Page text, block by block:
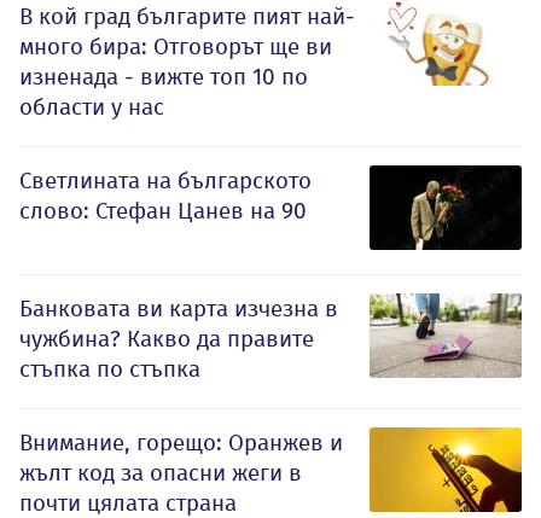
В кой град българите пият най-
много бира: Отговорът ще ви
изненада - вижте топ 10 по
области у нас
Светлината на българското
слово: Стефан Цанев на 90
Банковата ви карта изчезна в
чужбина? Какво да правите
стъпка по стъпка
Внимание, горещо: Оранжев и
жълт код за опасни жеги в
почти цялата страна